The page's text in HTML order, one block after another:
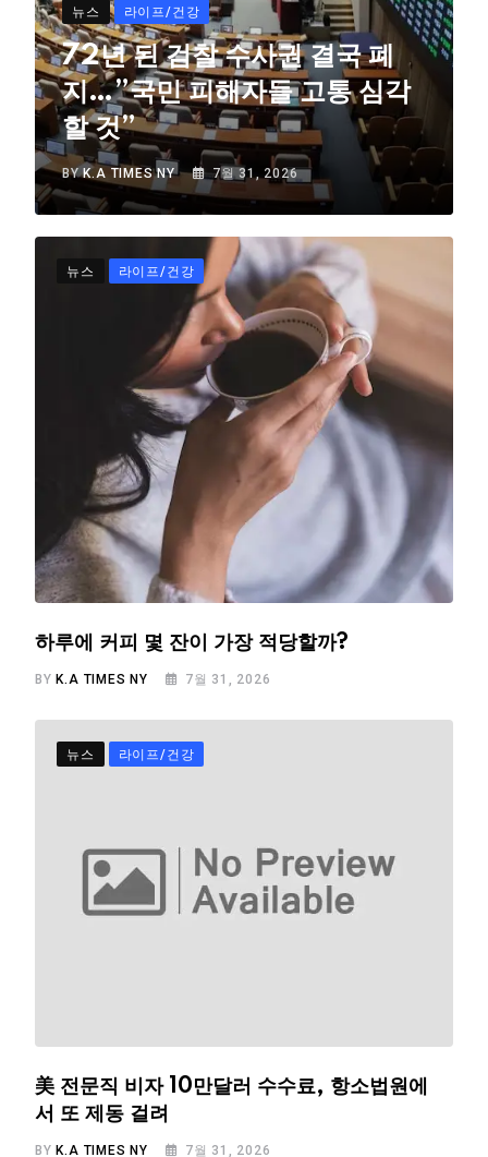
뉴스 라이프/건강
72년 된 검찰 수사권 결국 폐
지…”국민 피해자들 고통 심각
할 것”
BYK.A TIMES NY 7월 31, 2026
뉴스 라이프/건강
하루에 커피 몇 잔이 가장 적당할까?
BYK.A TIMES NY 7월 31, 2026
뉴스 라이프/건강
美 전문직 비자 10만달러 수수료, 항소법원에
서 또 제동 걸려
BY K.A TIMES NY 7월 31, 2026